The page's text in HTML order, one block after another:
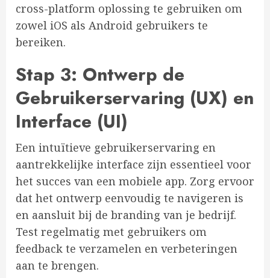
cross-platform oplossing te gebruiken om
zowel iOS als Android gebruikers te
bereiken.
Stap 3: Ontwerp de
Gebruikerservaring (UX) en
Interface (UI)
Een intuïtieve gebruikerservaring en
aantrekkelijke interface zijn essentieel voor
het succes van een mobiele app. Zorg ervoor
dat het ontwerp eenvoudig te navigeren is
en aansluit bij de branding van je bedrijf.
Test regelmatig met gebruikers om
feedback te verzamelen en verbeteringen
aan te brengen.